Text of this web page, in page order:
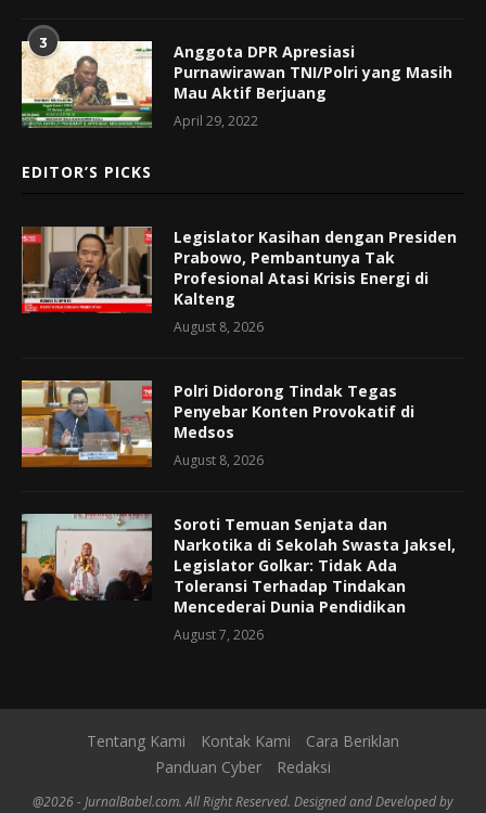
3
Anggota DPR Apresiasi
Purnawirawan TNI/Polri yang Masih
Mau Aktif Berjuang
April 29, 2022
EDITOR’S PICKS
Legislator Kasihan dengan Presiden
Prabowo, Pembantunya Tak
Profesional Atasi Krisis Energi di
Kalteng
August 8, 2026
Polri Didorong Tindak Tegas
Penyebar Konten Provokatif di
Medsos
August 8, 2026
Soroti Temuan Senjata dan
Narkotika di Sekolah Swasta Jaksel,
Legislator Golkar: Tidak Ada
Toleransi Terhadap Tindakan
Mencederai Dunia Pendidikan
August 7, 2026
Tentang Kami Kontak Kami
Cara Beriklan
Panduan Cyber
Redaksi
@2026 - JurnalBabel.com. All Right Reserved. Designed and Developed by